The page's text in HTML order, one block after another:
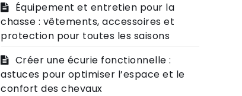
Équipement et entretien pour la
chasse : vêtements, accessoires et
protection pour toutes les saisons
Créer une écurie fonctionnelle :
astuces pour optimiser l’espace et le
confort des chevaux